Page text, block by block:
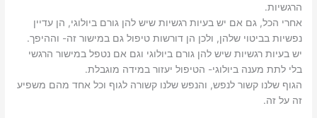
הרגשיות.
אחרי הכל, גם אם יש בעיות רגשיות שיש להן גורם ביולוגי, הן עדיין
נפשיות בביטוי שלהן, ולכן הן דורשות טיפול גם במישור זה- וההיפך.
יש בעיות רגשיות שיש להן גורם ביולוגי וגם אם נטפל במישור הרגשי
בלי לתת מענה ביולוגי- הטיפול יעזור במידה מוגבלת.
הגוף שלנו קשור לנפש, והנפש שלנו קשורה לגוף וכל אחד מהם משפיע
זה על זה.